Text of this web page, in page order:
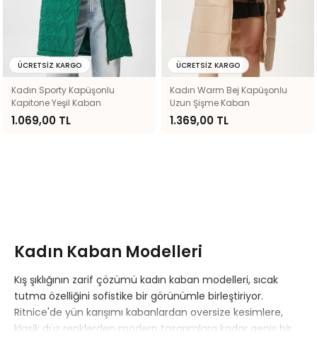
Kadın Sporty Kapüşonlu
Kapitone Yeşil Kaban
1.069,00 TL
ÜCRETSIZ KARGO
Kadın Warm Bej Kapüşonlu
Uzun Şişme Kaban
1.369,00 TL
ÜCRETSIZ KARGO
Kadın Kaban Modelleri
Kış şıklığının zarif çözümü kadın kaban modelleri, sıcak
tutma özelliğini sofistike bir görünümle birleştiriyor.
Ritnice'de yün karışımı kabanlardan oversize kesimlere,
klasik düz renklerden modern tasarımlara kadar geniş bir